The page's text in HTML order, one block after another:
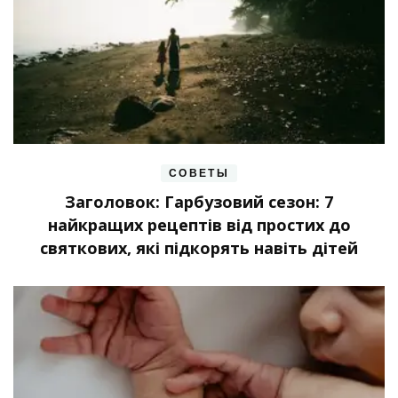
СОВЕТЫ
Заголовок: Гарбузовий сезон: 7
найкращих рецептів від простих до
святкових, які підкорять навіть дітей